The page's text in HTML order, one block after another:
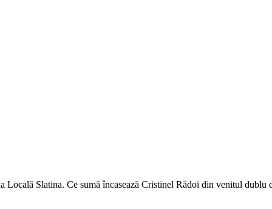
Locală Slatina. Ce sumă încasează Cristinel Rădoi din venitul dublu